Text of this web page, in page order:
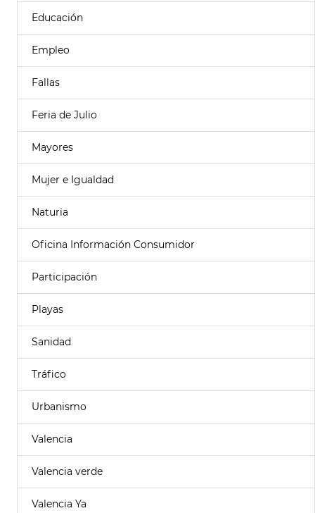
Educación
Empleo
Fallas
Feria de Julio
Mayores
Mujer e Igualdad
Naturia
Oficina Información Consumidor
Participación
Playas
Sanidad
Tráfico
Urbanismo
Valencia
Valencia verde
Valencia Ya